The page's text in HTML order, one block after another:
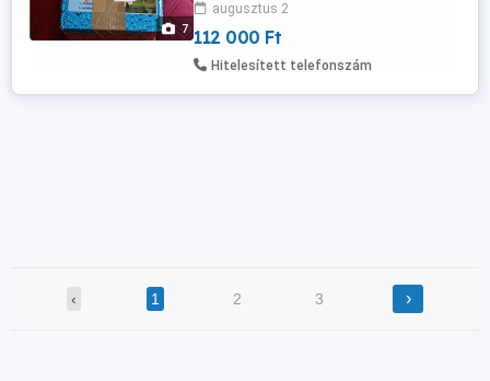
7
augusztus 2
112 000 Ft
Hitelesített telefonszám
‹ 1 2 3 ›